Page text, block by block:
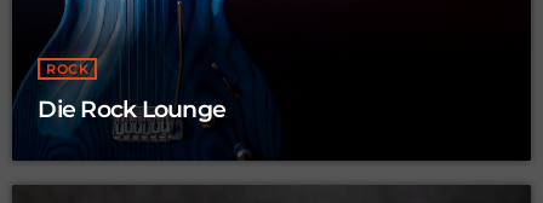
ROCK
Die Rock Lounge